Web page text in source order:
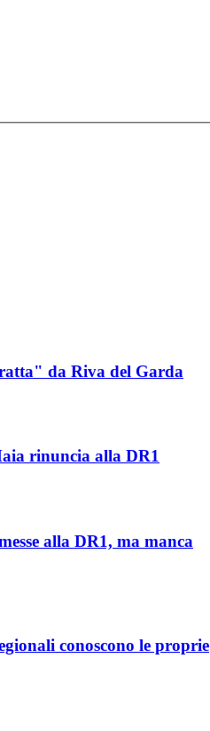
da Riva del Garda
rinuncia alla DR1
alla DR1, ma manca
conoscono le proprie